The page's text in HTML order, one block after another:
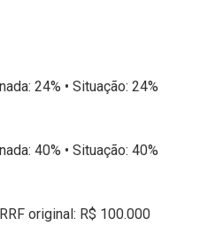
24% • Situação: 24%
40% • Situação: 40%
original: R$ 100.000